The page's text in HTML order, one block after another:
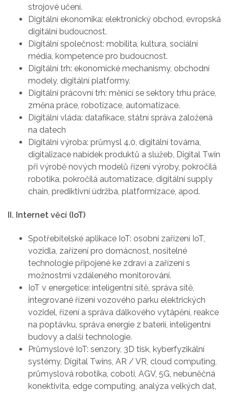
strojové učení.
Digitální ekonomika: elektronický obchod, evropská
digitální budoucnost.
Digitální společnost: mobilita, kultura, sociální
média, kompetence pro budoucnost.
Digitální trh: ekonomické mechanismy, obchodní
modely, digitální platformy.
Digitální prácovní trh: měnící se sektory trhu práce,
změna práce, robotizace, automatizace.
Digitální vláda: datafikace, státní správa založená
na datech
Digitální výroba: průmysl 4.0, digitální továrna,
digitalizace nabídek produktů a služeb, Digital Twin
při výrobě nových modelů řízení výroby, pokročilá
robotika, pokročilá automatizace, digitální supply
chain, prediktivní údržba, platformizace, apod.
II. Internet věcí (IoT)
Spotřebitelské aplikace IoT: osobní zařízení IoT,
vozidla, zařízení pro domácnost, nositelné
technologie připojené ke zdraví a zařízení s
možnostmi vzdáleného monitorování.
IoT v energetice: inteligentní sítě, správa sítě,
integrované řízení vozového parku elektrických
vozidel, řízení a správa dálkového vytápění, reakce
na poptávku, správa energie z baterií, inteligentní
budovy a další technologie.
Průmyslové IoT: senzory, 3D tisk, kyberfyzikální
systémy, Digital Twins, AR / VR, cloud computing,
průmyslová robotika, coboti, AGV, 5G, nebuněčná
konektivita, edge computing, analýza velkých dat,